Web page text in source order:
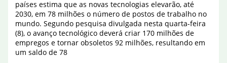
países estima que as novas tecnologias elevarão, até
2030, em 78 milhões o número de postos de trabalho no
mundo. Segundo pesquisa divulgada nesta quarta-feira
(8), o avanço tecnológico deverá criar 170 milhões de
empregos e tornar obsoletos 92 milhões, resultando em
um saldo de 78